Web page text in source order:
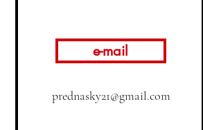
e-mail
prednasky21@gmail.com